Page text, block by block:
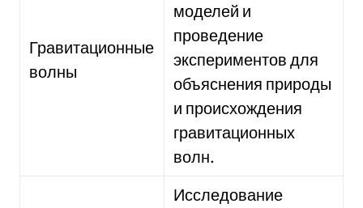
Гравитационные
волны
моделей и
проведение
экспериментов для
объяснения природы
и происхождения
гравитационных
волн.
Исследование